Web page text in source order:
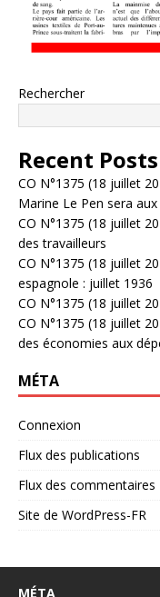
Rechercher
Recent Posts
CO N°1375 (18 juillet
Marine Le Pen sera
CO N°1375 (18 juillet
des travailleurs
CO N°1375 (18 juillet
espagnole : juillet 1936
CO N°1375 (18 juillet
CO N°1375 (18 juillet
des économies aux
MÉTA
Connexion
Flux des publications
Flux des commentaires
Site de WordPress-FR
MÉTA